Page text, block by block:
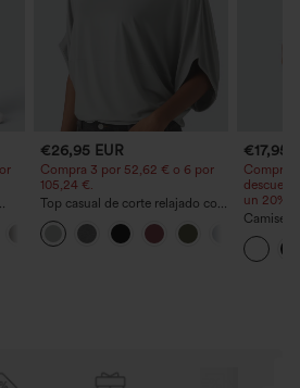
+21
€26,95 EUR
Compra 3 por 52,62 € o 6 por
105,24 €.
Top casual de corte relajado con
cuello redondo y mangas
murciélago.
€17,95
Compra
un 20%
manga